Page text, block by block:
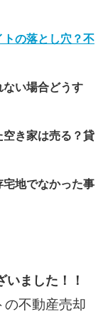
の落とし穴？不
い場合どうす
き家は売る？貸
地でなかった事
ました！！
の不動産売却